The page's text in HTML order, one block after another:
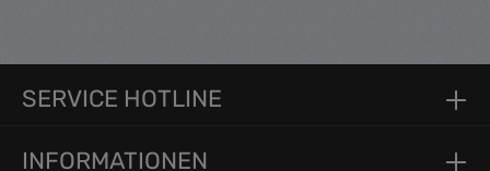
SERVICE HOTLINE
INFORMATIONEN